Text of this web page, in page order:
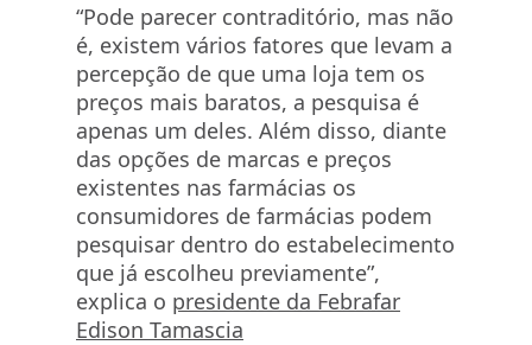
“Pode parecer contraditório, mas não
é, existem vários fatores que levam a
percepção de que uma loja tem os
preços mais baratos, a pesquisa é
apenas um deles. Além disso, diante
das opções de marcas e preços
existentes nas farmácias os
consumidores de farmácias podem
pesquisar dentro do estabelecimento
que já escolheu previamente”,
explica o presidente da Febrafar
Edison Tamascia